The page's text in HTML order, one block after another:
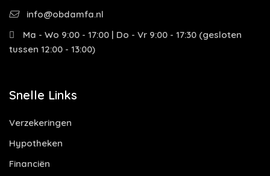
info@obdamfa.nl
Ma - Wo 9:00 - 17:00 | Do - Vr 9:00 - 17:30 (gesloten
tussen 12:00 - 13:00)
Snelle Links
Verzekeringen
Hypotheken
Financiën